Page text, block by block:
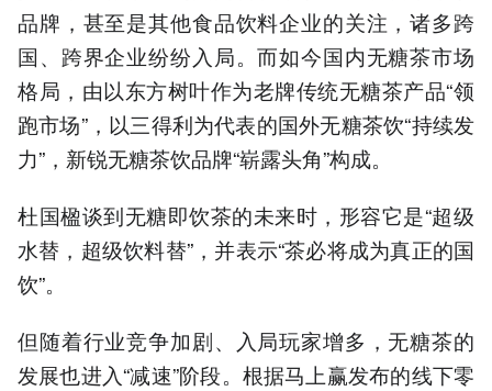
品牌，甚至是其他食品饮料企业的关注，诸多跨
国、跨界企业纷纷入局。而如今国内无糖茶市场
格局，由以东方树叶作为老牌传统无糖茶产品“领
跑市场”，以三得利为代表的国外无糖茶饮“持续发
力”，新锐无糖茶饮品牌“崭露头角”构成。
杜国楹谈到无糖即饮茶的未来时，形容它是“超级
水替，超级饮料替”，并表示“茶必将成为真正的国
饮”。
但随着行业竞争加剧、入局玩家增多，无糖茶的
发展也进入“减速”阶段。根据马上赢发布的线下零